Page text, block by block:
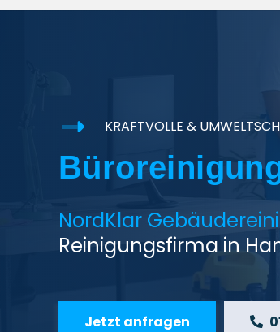
KRAFTVOLLE &
NordKlar
Reinigungsfirma in
Jetzt anfragen